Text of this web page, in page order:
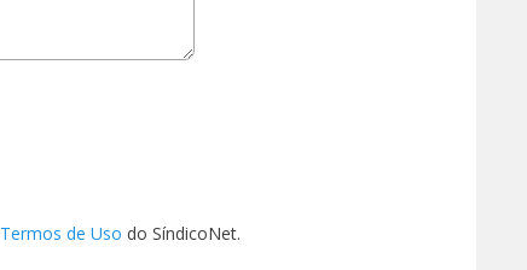
Termos de Uso do SíndicoNet.